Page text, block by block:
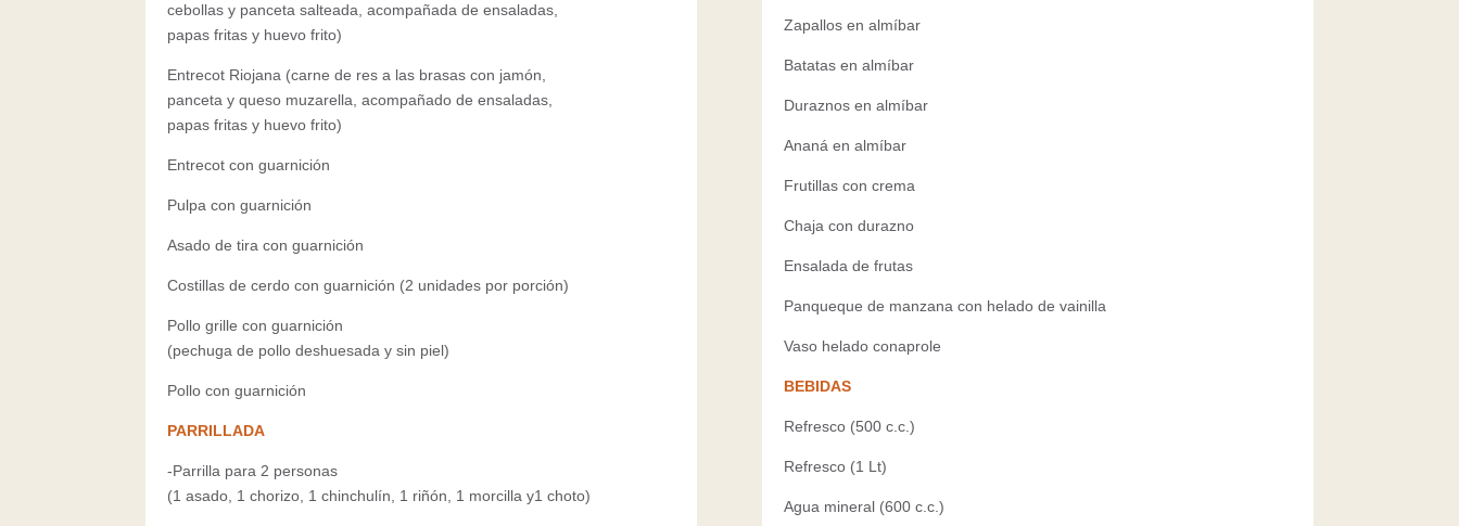
cebollas y panceta salteada, acompañada de ensaladas,
papas fritas y huevo frito)
Entrecot Riojana (carne de res a las brasas con jamón,
panceta y queso muzarella, acompañado de ensaladas,
papas fritas y huevo frito)
Entrecot con guarnición
Pulpa con guarnición
Asado de tira con guarnición
Costillas de cerdo con guarnición (2 unidades por porción)
Pollo grille con guarnición
(pechuga de pollo deshuesada y sin piel)
Pollo con guarnición
PARRILLADA
-Parrilla para 2 personas
(1 asado, 1 chorizo, 1 chinchulín, 1 riñón, 1 morcilla y1 choto)
Zapallos en almíbar
Batatas en almíbar
Duraznos en almíbar
Ananá en almíbar
Frutillas con crema
Chaja con durazno
Ensalada de frutas
Panqueque de manzana con helado de vainilla
Vaso helado conaprole
BEBIDAS
Refresco (500 c.c.)
Refresco (1 Lt)
Agua mineral (600 c.c.)